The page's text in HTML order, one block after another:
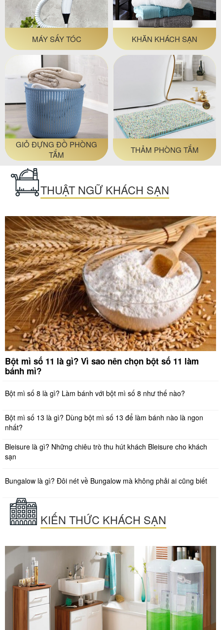
MÁY SẤY TÓC KHĂN KHÁCH SẠN
GIỎ ĐỰNG ĐỒ PHÒNG
TẮM
THẢM PHÒNG TẮM
THUẬT NGỮ KHÁCH SẠN
Bột mì số 11 là gì? Vì sao nên chọn bột số 11 làm
bánh mì?
Bột mì số 8 là gì? Làm bánh với bột mì số 8 như thế nào?
Bột mì số 13 là gì? Dùng bột mì số 13 để làm bánh nào là ngon
nhất?
Bleisure là gì? Những chiêu trò thu hút khách Bleisure cho khách
sạn
Bungalow là gì? Đôi nét về Bungalow mà không phải ai cũng biết
KIẾN THỨC KHÁCH SẠN